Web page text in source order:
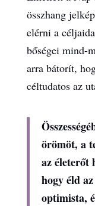
összhang
elérni a
bőségei mind-
arra bátorít,
céltudatos az
örömöt, a
az életerőt
hogy éld
optimista,